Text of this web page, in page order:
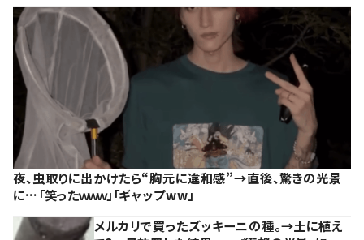
夜、虫取りに出かけたら“胸元に違和感”→直後、驚きの光景
に…「笑ったｗｗｗ」「ギャップww」
メルカリで買ったズッキーニの種。→土に植え